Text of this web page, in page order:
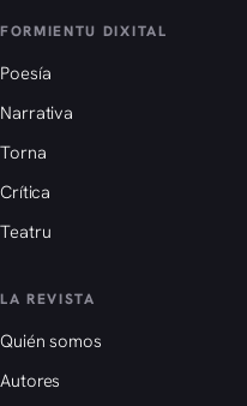
FORMIENTU DIXITAL
Poesía
Narrativa
Torna
Crítica
Teatru
LA REVISTA
Quién somos
Autores